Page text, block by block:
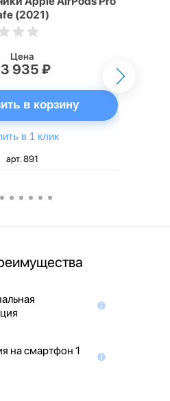
(2021)
Цена
935 ₽
в корзину
в 1 клик
арт. 891
на смартфон 1